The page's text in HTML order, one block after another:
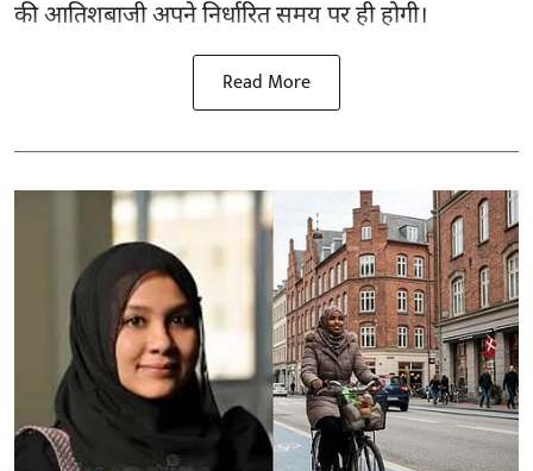
की आतिशबाजी अपने निर्धारित समय पर ही होगी।
Read More